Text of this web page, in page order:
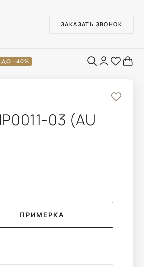
ЗАКАЗАТЬ ЗВОНОК
ДО −40%
03 (AU
ПРИМЕРКА